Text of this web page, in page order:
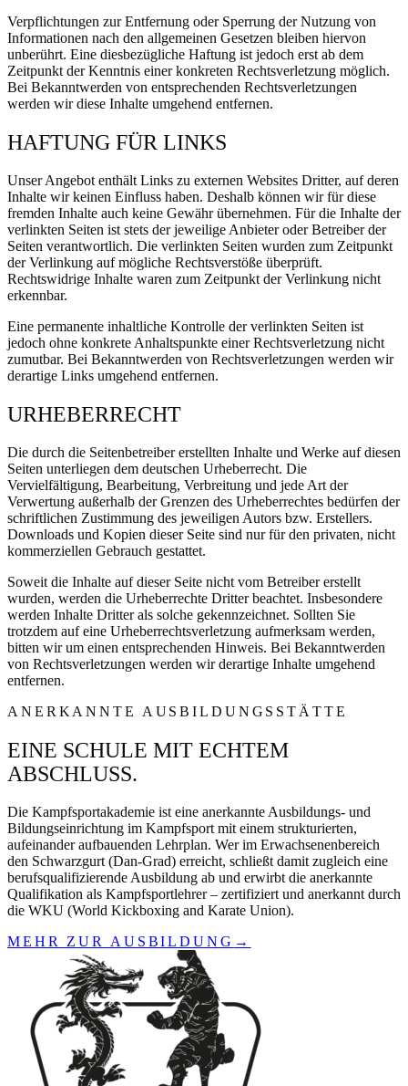
Verpflichtungen zur Entfernung oder Sperrung der Nutzung von
Informationen nach den allgemeinen Gesetzen bleiben hiervon
unberührt. Eine diesbezügliche Haftung ist jedoch erst ab dem
Zeitpunkt der Kenntnis einer konkreten Rechtsverletzung möglich.
Bei Bekanntwerden von entsprechenden Rechtsverletzungen
werden wir diese Inhalte umgehend entfernen.
HAFTUNG FÜR LINKS
Unser Angebot enthält Links zu externen Websites Dritter, auf deren
Inhalte wir keinen Einfluss haben. Deshalb können wir für diese
fremden Inhalte auch keine Gewähr übernehmen. Für die Inhalte der
verlinkten Seiten ist stets der jeweilige Anbieter oder Betreiber der
Seiten verantwortlich. Die verlinkten Seiten wurden zum Zeitpunkt
der Verlinkung auf mögliche Rechtsverstöße überprüft.
Rechtswidrige Inhalte waren zum Zeitpunkt der Verlinkung nicht
erkennbar.
Eine permanente inhaltliche Kontrolle der verlinkten Seiten ist
jedoch ohne konkrete Anhaltspunkte einer Rechtsverletzung nicht
zumutbar. Bei Bekanntwerden von Rechtsverletzungen werden wir
derartige Links umgehend entfernen.
URHEBERRECHT
Die durch die Seitenbetreiber erstellten Inhalte und Werke auf diesen
Seiten unterliegen dem deutschen Urheberrecht. Die
Vervielfältigung, Bearbeitung, Verbreitung und jede Art der
Verwertung außerhalb der Grenzen des Urheberrechtes bedürfen der
schriftlichen Zustimmung des jeweiligen Autors bzw. Erstellers.
Downloads und Kopien dieser Seite sind nur für den privaten, nicht
kommerziellen Gebrauch gestattet.
Soweit die Inhalte auf dieser Seite nicht vom Betreiber erstellt
wurden, werden die Urheberrechte Dritter beachtet. Insbesondere
werden Inhalte Dritter als solche gekennzeichnet. Sollten Sie
trotzdem auf eine Urheberrechtsverletzung aufmerksam werden,
bitten wir um einen entsprechenden Hinweis. Bei Bekanntwerden
von Rechtsverletzungen werden wir derartige Inhalte umgehend
entfernen.
ANERKANNTE AUSBILDUNGSSTÄTTE
EINE SCHULE MIT ECHTEM
ABSCHLUSS.
Die Kampfsportakademie ist eine anerkannte Ausbildungs- und
Bildungseinrichtung im Kampfsport mit einem strukturierten,
aufeinander aufbauenden Lehrplan. Wer im Erwachsenenbereich
den Schwarzgurt (Dan-Grad) erreicht, schließt damit zugleich eine
berufsqualifizierende Ausbildung ab und erwirbt die anerkannte
Qualifikation als Kampfsportlehrer – zertifiziert und anerkannt durch
die WKU (World Kickboxing and Karate Union).
MEHR ZUR AUSBILDUNG →